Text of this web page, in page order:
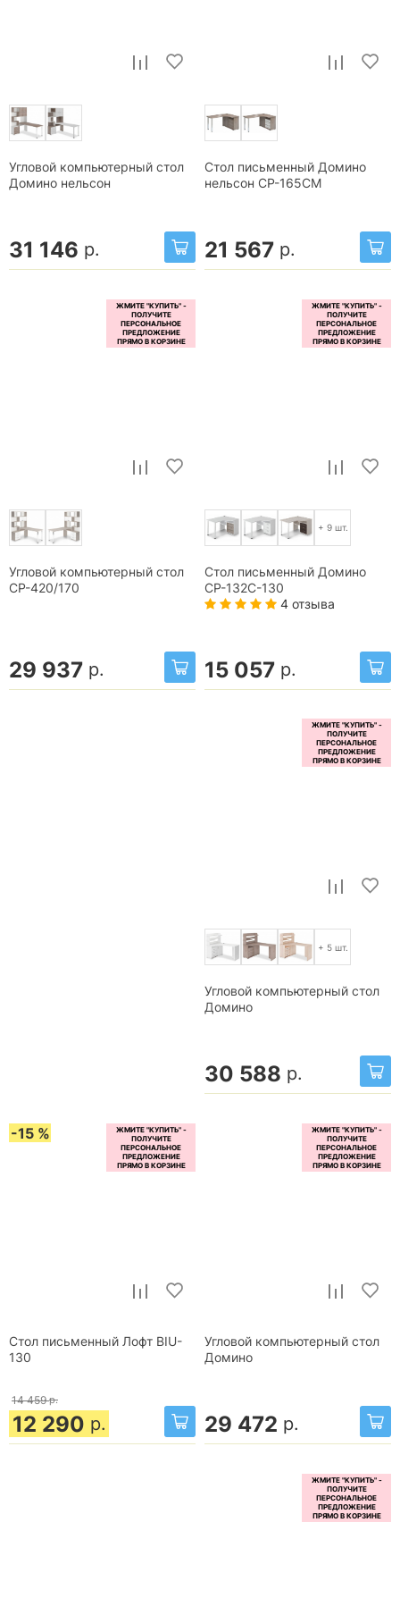
Угловой компьютерный стол
Домино нельсон
31 146 р.
Стол письменный Домино
нельсон СР-165СМ
21 567 р.
Угловой компьютерный стол
СР-420/170
29 937 р.
+ 9 шт.
Стол письменный Домино
СР-132С-130
4 отзыва
15 057 р.
+ 5 шт.
Угловой компьютерный стол
Домино
30 588 р.
-15 %
Стол письменный Лофт BIU-
130
14 459 р.
12 290 р.
Угловой компьютерный стол
Домино
29 472 р.